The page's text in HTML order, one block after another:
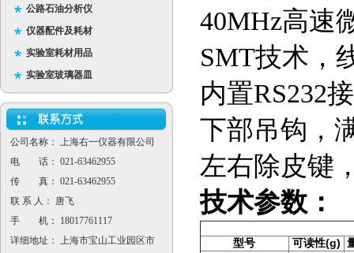
公路石油分析仪
仪器配件及耗材
实验室耗材用品
实验室玻璃器皿
公司名称： 上海右一仪器有限公司
电 话： 021-63462955
传 真： 021-63462955
联 系 人： 唐飞
手 机： 18017761117
详细地址： 上海市宝山工业园区市
40MHz高速
SMT技术，
内置RS232
下部吊钩，
左右除皮键
技术参数：
型号 可读性(g)